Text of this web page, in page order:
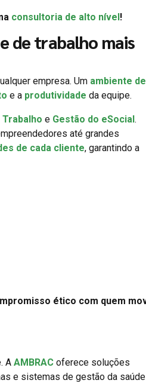
consultoria de alto nível!
de trabalho mais
empresa. Um ambiente de
e a produtividade da equipe.
Trabalho e Gestão do eSocial .
até grandes
de cada cliente, garantindo a
ético com quem
A AMBRAC oferece soluções
e sistemas de gestão da saúde